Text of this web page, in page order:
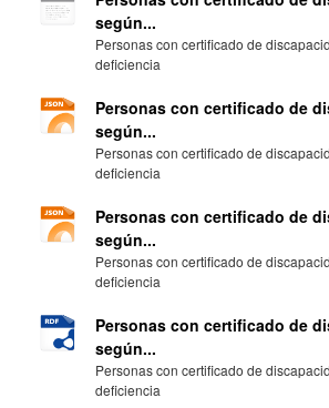
según...
Personas con certificado de
deficiencia
Personas con certificado de
según...
Personas con certificado de
deficiencia
Personas con certificado de
según...
Personas con certificado de
deficiencia
Personas con certificado de
según...
Personas con certificado de
deficiencia